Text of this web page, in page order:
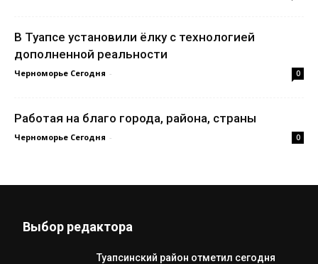
В Туапсе установили ёлку с технологией
дополненной реальности
Черноморье Сегодня - 0
Работая на благо города, района, страны
Черноморье Сегодня - 0
Выбор редактора
Туапсинский район отметил сегодня